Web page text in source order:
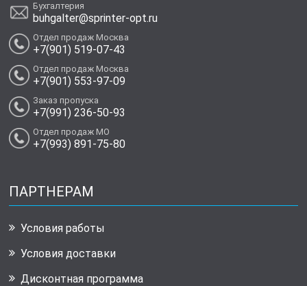
Бухгалтерия
buhgalter@sprinter-opt.ru
Отдел продаж Москва
+7(901) 519-07-43
Отдел продаж Москва
+7(901) 553-97-09
Заказ пропуска
+7(991) 236-50-93
Отдел продаж МО
+7(993) 891-75-80
ПАРТНЕРАМ
Условия работы
Условия доставки
Дисконтная программа